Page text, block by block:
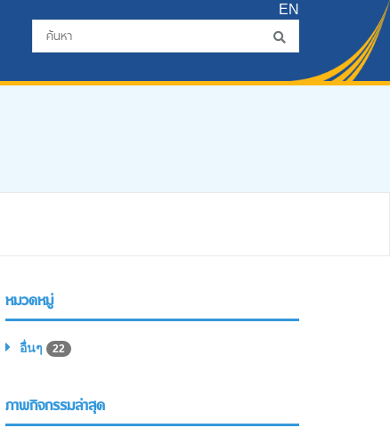
EN
หมวดหมู่
อื่นๆ 22
ภาพกิจกรรมล่าสุด